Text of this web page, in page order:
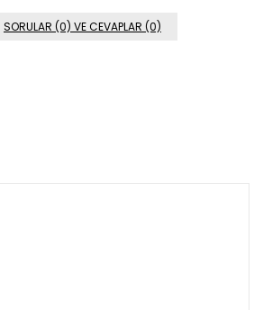
SORULAR (0) VE CEVAPLAR (0)